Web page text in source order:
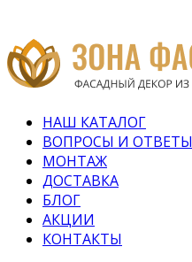
НАШ КАТАЛОГ
ВОПРОСЫ И ОТВЕТЫ
МОНТАЖ
ДОСТАВКА
БЛОГ
АКЦИИ
КОНТАКТЫ